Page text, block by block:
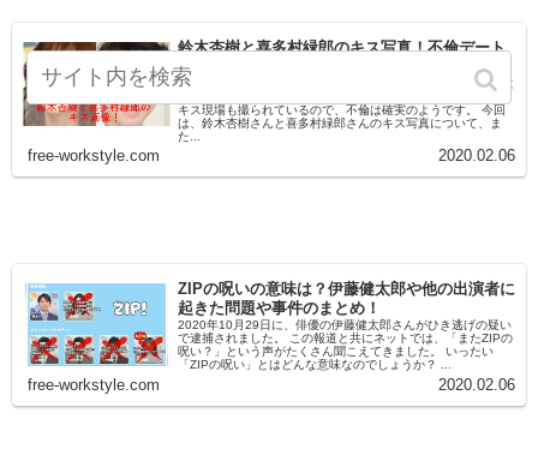
鈴木杏樹と喜多村緑郎のキス写真！不倫デート
の場所は稲毛海浜公園？
女優の鈴木杏樹さんと俳優の喜多村緑郎さんの不倫が、文春に
キス現場も撮られているので、不倫は確実のようです。 今回
は、鈴木杏樹さんと喜多村緑郎さんのキス写真について、ま
た...
free-workstyle.com 2020.02.06
ZIPの呪いの意味は？伊藤健太郎や他の出演者に
起きた問題や事件のまとめ！
2020年10月29日に、俳優の伊藤健太郎さんがひき逃げの疑い
で逮捕されました。 この報道と共にネットでは、「またZIPの
呪い？」という声がたくさん聞こえてきました。 いったい
「ZIPの呪い」とはどんな意味なのでしょうか？ ...
free-workstyle.com 2020.02.06